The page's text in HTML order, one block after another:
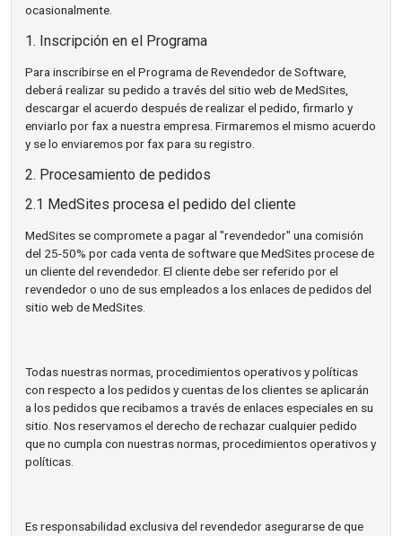
ocasionalmente.
1. Inscripción en el Programa
Para inscribirse en el Programa de Revendedor de Software,
deberá realizar su pedido a través del sitio web de MedSites,
descargar el acuerdo después de realizar el pedido, firmarlo y
enviarlo por fax a nuestra empresa. Firmaremos el mismo acuerdo
y se lo enviaremos por fax para su registro.
2. Procesamiento de pedidos
2.1 MedSites procesa el pedido del cliente
MedSites se compromete a pagar al "revendedor" una comisión
del 25-50% por cada venta de software que MedSites procese de
un cliente del revendedor. El cliente debe ser referido por el
revendedor o uno de sus empleados a los enlaces de pedidos del
sitio web de MedSites.
Todas nuestras normas, procedimientos operativos y políticas
con respecto a los pedidos y cuentas de los clientes se aplicarán
a los pedidos que recibamos a través de enlaces especiales en su
sitio. Nos reservamos el derecho de rechazar cualquier pedido
que no cumpla con nuestras normas, procedimientos operativos y
políticas.
Es responsabilidad exclusiva del revendedor asegurarse de que